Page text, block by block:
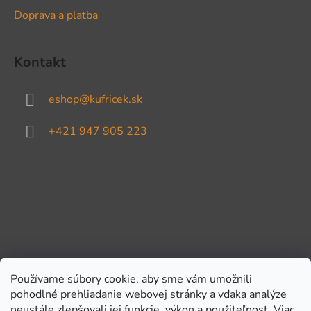
Používame súbory cookie, aby sme vám umožnili
pohodlné prehliadanie webovej stránky a vďaka analýze
Doprava a platba
Kontakt
eshop@kufricek.sk
+421 947 905 223